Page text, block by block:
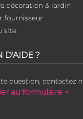
décoration & jardin
fournisseur
site
D'AIDE ?
question, contactez
au formulaire <